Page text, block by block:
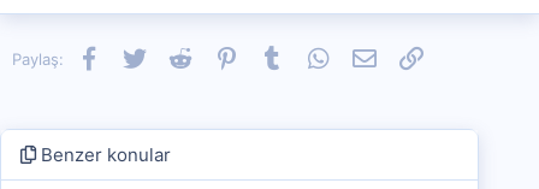
Paylaş: Facebook
TwitterReddit PinterestTumblrWhatsApp
E-postaLink
Benzer konular